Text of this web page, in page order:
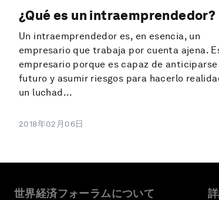
¿Qué es un intraemprendedor?
Un intraemprendedor es, en esencia, un
empresario que trabaja por cuenta ajena.
empresario porque es capaz de anticiparse
futuro y asumir riesgos para hacerlo
un luchad...
2018年02月06日
世界経済フォーラムについて